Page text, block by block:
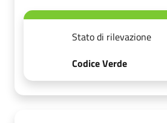
Stato di rilevazione
Codice Verde